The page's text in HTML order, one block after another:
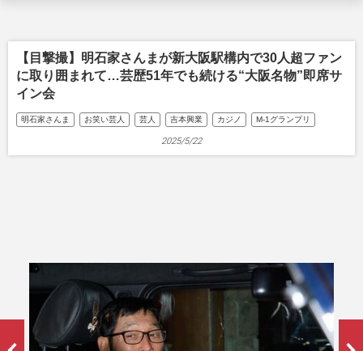
【目撃撮】明石家さんまが新大阪駅構内で30人超ファン
に取り囲まれて…芸歴51年でも続ける“大阪名物”即席サ
イン会
明石家さんま お笑い芸人 芸人 吉本興業 カジノ M-1グランプリ
2025/5/22